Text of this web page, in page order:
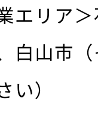
エリア
白山市
）